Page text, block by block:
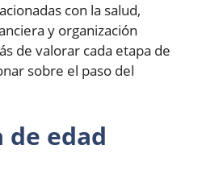
con la salud,
y organización
de valorar cada etapa de
sobre el paso del
de edad